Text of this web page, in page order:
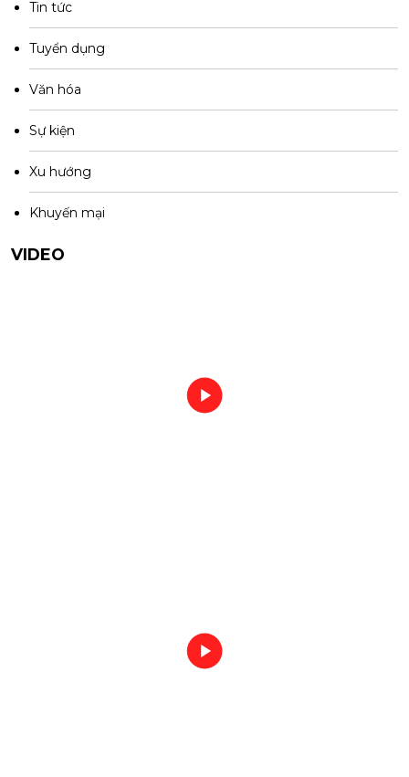
Tin tức
Tuyển dụng
Văn hóa
Sự kiện
Xu hướng
Khuyến mại
VIDEO